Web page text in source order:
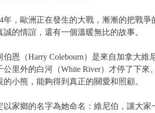
歐洲正在發生的大戰，漸漸的把戰爭
誠的情誼，還有一個溫暖無比的故事。
（Harry Colebourn）是來自加拿大維
公里外的白河（White River）才停了下
的小熊，能夠得到真正的關愛和照顧。
鄉的名字為她命名：維尼伯，讓大家